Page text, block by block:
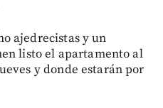
ajedrecistas y un
listo el apartamento al
y donde estarán por